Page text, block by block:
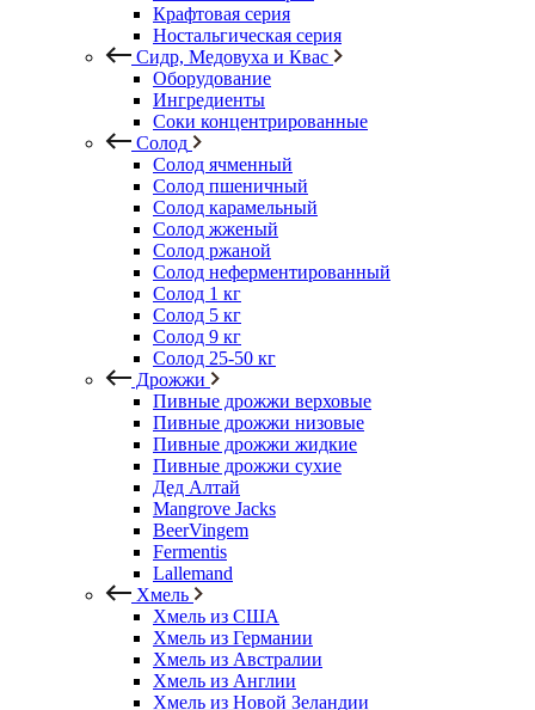
Крафтовая серия
Ностальгическая серия
Сидр, Медовуха и Квас
Оборудование
Ингредиенты
Соки концентрированные
Солод
Солод ячменный
Солод пшеничный
Солод карамельный
Солод жженый
Солод ржаной
Солод неферментированный
Солод 1 кг
Солод 5 кг
Солод 9 кг
Солод 25-50 кг
Дрожжи
Пивные дрожжи верховые
Пивные дрожжи низовые
Пивные дрожжи жидкие
Пивные дрожжи сухие
Дед Алтай
Mangrove Jacks
BeerVingem
Fermentis
Lallemand
Хмель
Хмель из США
Хмель из Германии
Хмель из Австралии
Хмель из Англии
Хмель из Новой Зеландии